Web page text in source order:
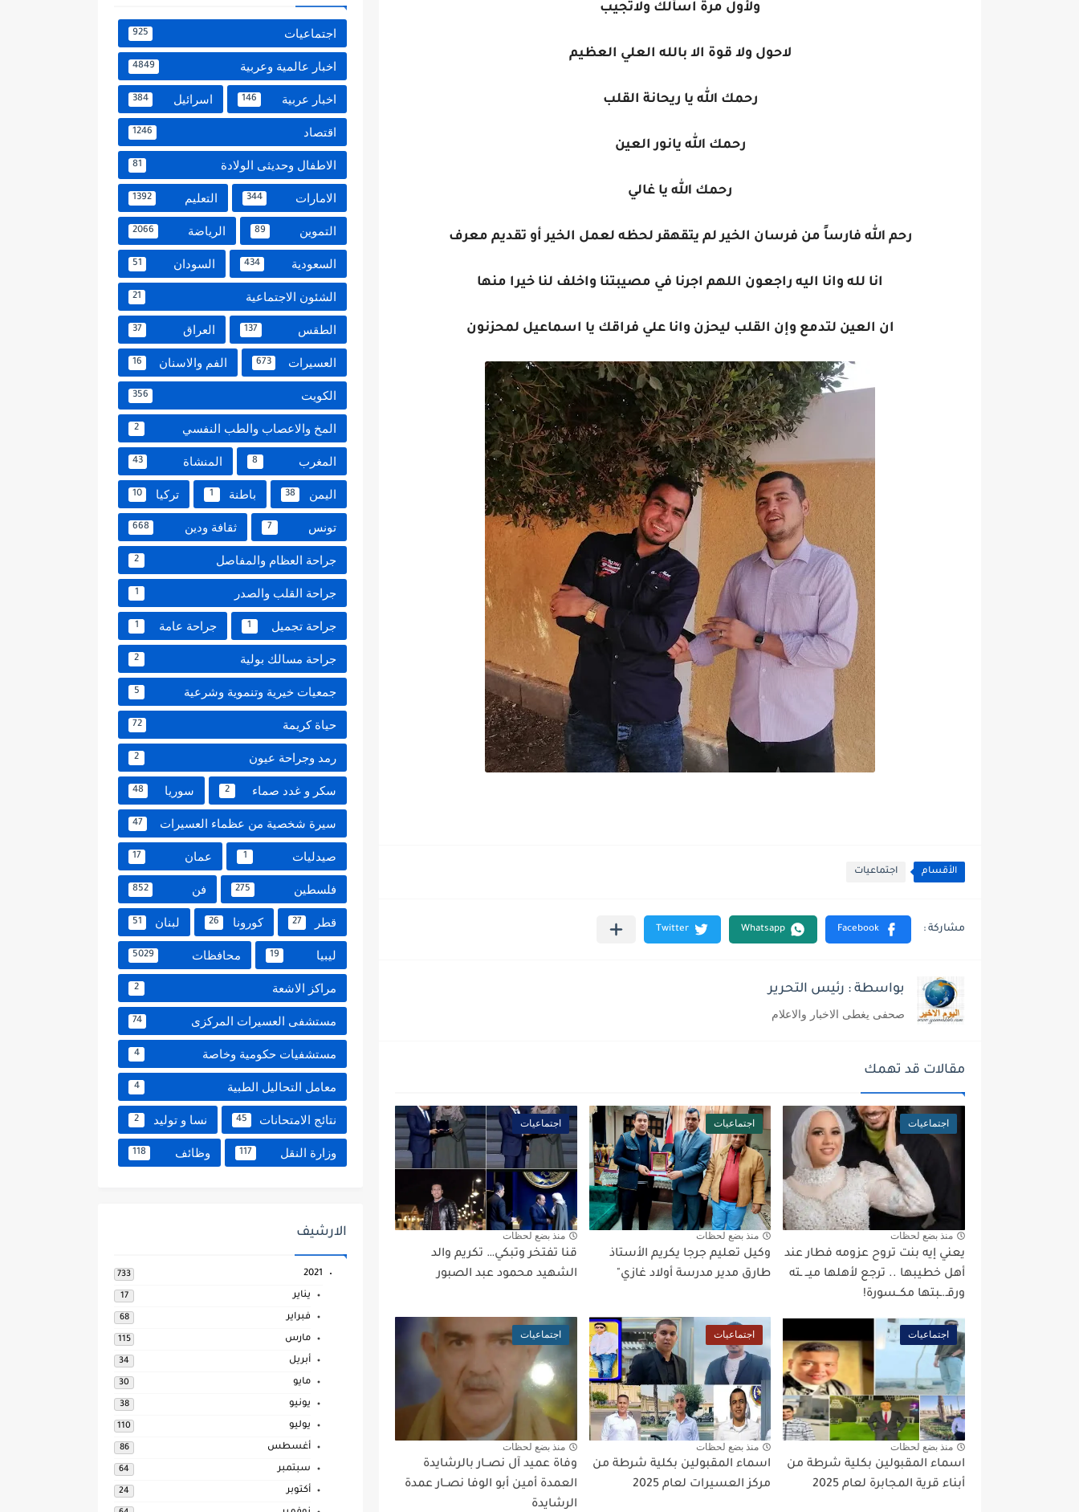
ولأول مرة اسألك ولاتجيب
لاحول ولا قوة الا بالله العلي العظيم
رحمك الله يا ريحانة القلب
رحمك الله يانور العين
رحمك الله يا غالي
رحم الله فارساً من فرسان الخير لم يتقهقر لحظه لعمل الخير أو تقديم معرف
انا لله وانا اليه راجعون اللهم اجرنا في مصيبتنا واخلف لنا خيرا منها
ان العين لتدمع وإن القلب ليحزن وانا علي فراقك يا اسماعيل لمحزنون
الأقسام اجتماعيات
بواسطة : رئيس التحرير
صحفى يغطى الاخبار والاعلام
مقالات قد تهمك
اجتماعيات
منذ بضع لحظات
يعني إيه بنت تروح عزومه فطار عند
أهل خطيبها .. ترجع لأهلها ميــ ـته
ورقـ.ـبتها مكــسورة!
اجتماعيات
منذ بضع لحظات
وكيل تعليم جرجا يكريم الأستاذ
طارق مدير مدرسة أولاد غازي"
اجتماعيات
منذ بضع لحظات
قنا تفتخر وتبكي… تكريم والد
الشهيد محمود عبد الصبور
اجتماعيات
منذ بضع لحظات
اسماء المقبولين بكلية شرطة من
أبناء قرية المجابرة لعام 2025
اجتماعيات
منذ بضع لحظات
اسماء المقبولين بكلية شرطة من
مركز العسيرات لعام 2025
اجتماعيات
منذ بضع لحظات
وفاة عميد آل نصــار بالرشايدة
العمدة أمين أبو الوفا نصــار عمدة
الرشايدة
اجتماعيات 925
اخبار عالمية وعربية 4849
اخبار عربية 146 اسرائيل 384
اقتصاد 1246
الاطفال وحديثى الولادة 81
الامارات 344 التعليم 1392
التموين 89 الرياضة 2066
السعودية 434 السودان 51
الشئون الاجتماعية 21
الطقس 137 العراق 37
العسيرات 673 الفم والاسنان 16
الكويت 356
المخ والاعصاب والطب النفسي 2
المغرب 8 المنشاة 43
اليمن 38 باطنة 1 تركيا 10
تونس 7 ثقافة ودين 668
جراحة العظام والمفاصل 2
جراحة القلب والصدر 1
جراحة تجميل 1 جراحة عامة 1
جراحة مسالك بولية 2
جمعيات خيرية وتنموية وشرعية 5
حياة كريمة 72
رمد وجراحة عيون 2
سكر و غدد صماء 2 سوريا 48
سيرة شخصية من عظماء العسيرات 47
صيدليات 1 عمان 17
فلسطين 275 فن 852
قطر 27 كورونا 26 لبنان 51
ليبيا 19 محافظات 5029
مراكز الاشعة 2
مستشفى العسيرات المركزى 74
مستشفيات حكومية وخاصة 4
معامل التحاليل الطبية 4
نتائج الامتحانات 45 نسا و توليد 2
وزارة النقل 117 وظائف 118
الارشيف
2021
733
يناير 17
فبراير 68
مارس 115
أبريل 34
مايو 30
يونيو 38
يوليو 110
أغسطس 86
سبتمبر 64
أكتوبر 24